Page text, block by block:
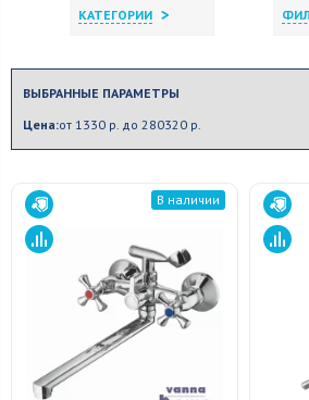
КАТЕГОРИИ >
ВЫБРАННЫЕ ПАРАМЕТРЫ
Цена:от 1330 р. до 280320 р.
В наличии